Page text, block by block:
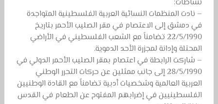
نشاطات:
– نادت المنظمات النسائية العربية الفلسطينية المتواجدة
في دمشق إلى الاعتصام في مقر الصليب الأحمر بتاريخ
22/5/1990 تضامناً مع الشعب الفلسطيني في الأراضي
المحتلة وإدانة لمجزرة الأحد الدموية.
– شاركت الرابطة في اعتصام بمقر الصليب الأحمر الدولي في
28/5/1990 إلى جانب ممثلين عن حركات التحرر الوطني
العربية العالمية وشخصيات أدبية تضامناً مع القادة الوطنيين
الفلسطينيين في إضرابهم المفتوح عن الطعام في القدس